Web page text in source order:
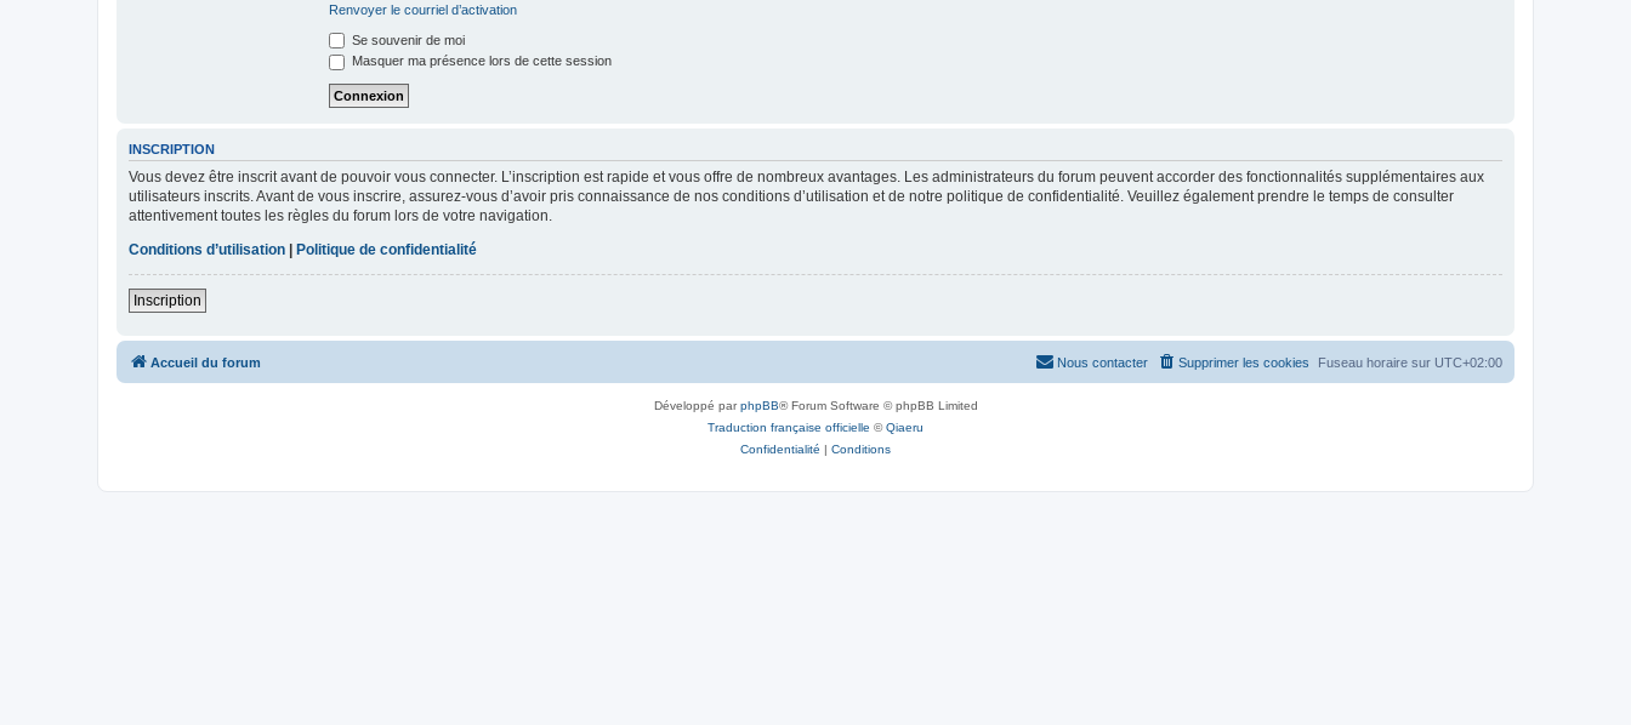
Renvoyer le courriel d’activation
Se souvenir de moi
Masquer ma présence lors de cette session
INSCRIPTION
Vous devez être inscrit avant de pouvoir vous connecter. L’inscription est rapide et vous offre de nombreux avantages. Les administrateurs du forum peuvent accorder des fonctionnalités supplémentaires aux
utilisateurs inscrits. Avant de vous inscrire, assurez-vous d’avoir pris connaissance de nos conditions d’utilisation et de notre politique de confidentialité. Veuillez également prendre le temps de consulter
attentivement toutes les règles du forum lors de votre navigation.
Conditions d’utilisation
Politique de confidentialité
Inscription
Accueil du forum Fuseau horaire sur UTC+02:00
Supprimer les cookies
Nous contacter
Développé parphpBB® Forum Software © phpBB Limited
Traduction française officielle ©Qiaeru
Confidentialité | Conditions